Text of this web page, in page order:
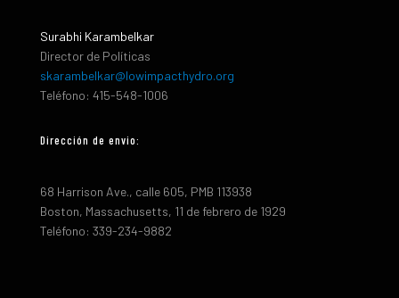
Surabhi Karambelkar
Director de Políticas
skarambelkar@lowimpacthydro.org
Teléfono: 415-548-1006
Dirección de envio:
68 Harrison Ave., calle 605, PMB 113938
Boston, Massachusetts, 11 de febrero de 1929
Teléfono: 339-234-9882